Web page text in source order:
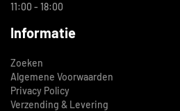
11:00 - 18:00
Informatie
Zoeken
Algemene Voorwaarden
Privacy Policy
Verzending & Levering